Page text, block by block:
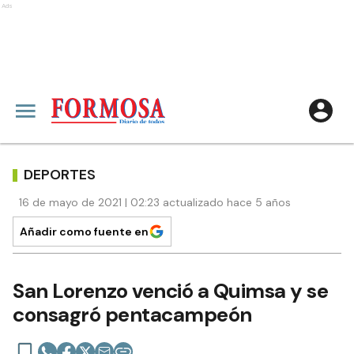
Ads
DEPORTES
16 de mayo de 2021 | 02:23 actualizado hace 5 años
Añadir como fuente en
San Lorenzo venció a Quimsa y se
consagró pentacampeón